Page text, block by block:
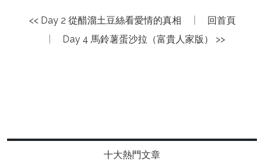
<< Day 2 從醋溜土豆絲看愛情的真相
回首頁
Day 4 馬鈴薯蛋沙拉（富貴人家版） >>
十大熱門文章